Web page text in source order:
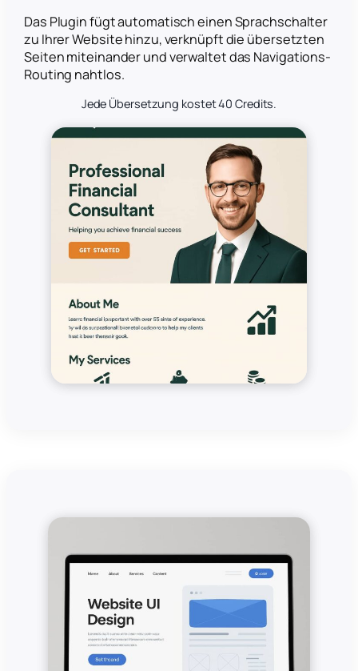
Das Plugin fügt automatisch einen Sprachschalter
zu Ihrer Website hinzu, verknüpft die übersetzten
Seiten miteinander und verwaltet das Navigations-
Routing nahtlos.
Jede Übersetzung kostet 40 Credits.